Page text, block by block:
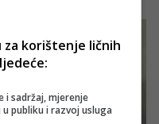
za korištenje ličnih
i sadržaj, mjerenje
publiku i razvoj usluga